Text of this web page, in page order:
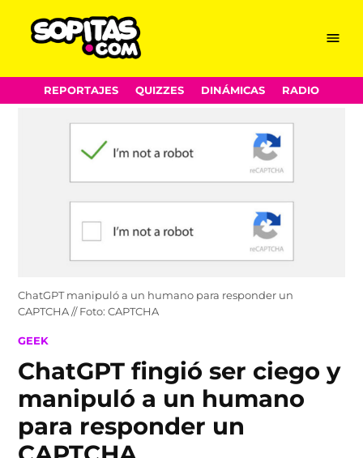
Skip
to
Menu
REPORTAJES QUIZZES DINÁMICAS RADIO
ChatGPT manipuló a un humano para responder un
CAPTCHA // Foto: CAPTCHA
POSTED
GEEK
ChatGPT fingió ser ciego y
manipuló a un humano
para responder un